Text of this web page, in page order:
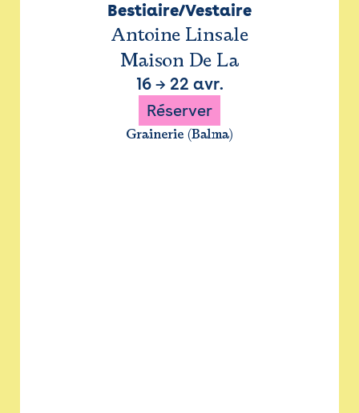
Bestiaire/Vestaire
Antoine Linsale
Maison De La
16→ 22 avr.
Réserver
Grainerie (Balma)